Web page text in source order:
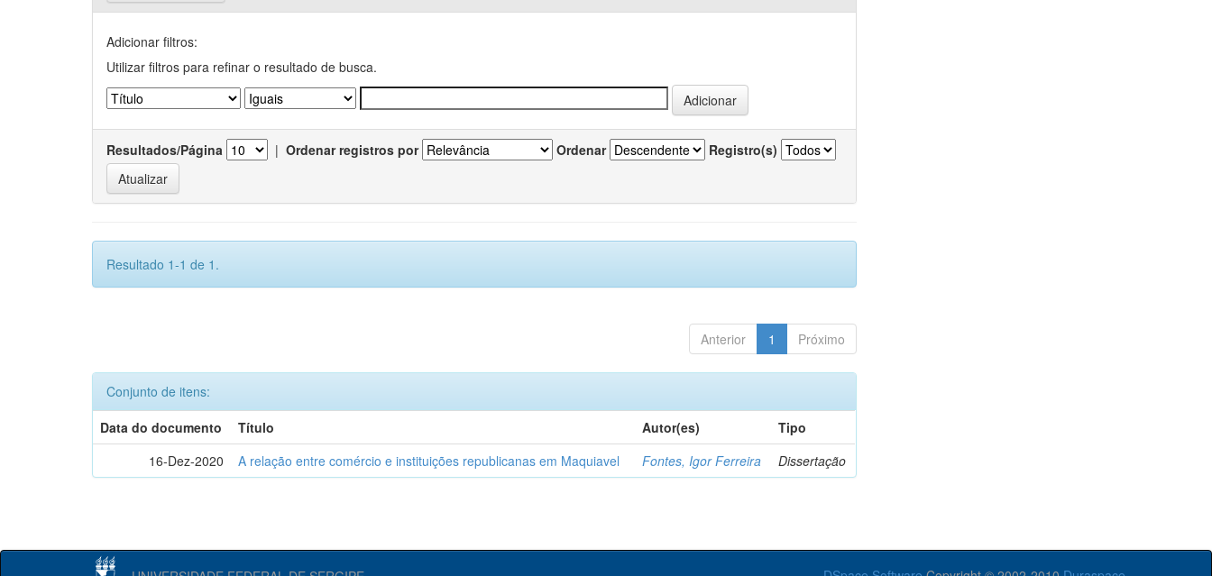
Adicionar filtros:
Utilizar filtros para refinar o resultado de busca.
Resultados/Página | Ordenar registros por Ordenar Registro(s)
Resultado 1-1 de 1.
Anterior 1 Próximo
Conjunto de itens:
Data do documento
Título Autor(es)
Tipo
16-Dez-2020
A relação entre comércio e instituições republicanas em Maquiavel Fontes, Igor Ferreira Dissertação